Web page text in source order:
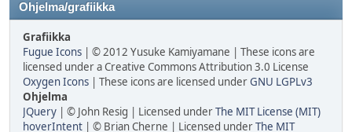
Ohjelma/grafiikka
Grafiikka
Fugue Icons | © 2012 Yusuke Kamiyamane | These icons are
licensed under a Creative Commons Attribution 3.0 License
Oxygen Icons | These icons are licensed underGNU LGPLv3
Ohjelma
JQuery | © John Resig | Licensed underThe MIT License (MIT)
hoverIntent | © Brian Cherne | Licensed underThe MIT